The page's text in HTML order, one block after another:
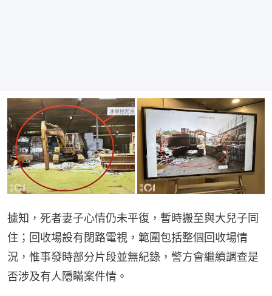
據知，死者妻子心情仍未平復，暫時搬至與大兒子同
住；回收場設有閉路電視，範圍包括整個回收場情
況，惟事發時部分片段並無紀錄，警方會繼續調查是
否涉及有人隱瞞案件情。